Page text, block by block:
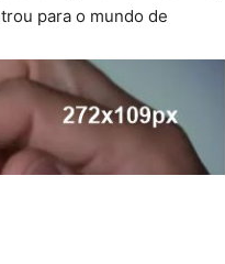
para o mundo de